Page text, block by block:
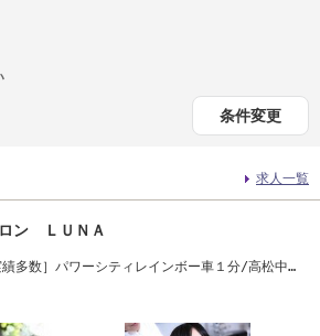
条件変更
求人一覧
ン ＬＵＮＡ
績多数］パワーシティレインボー車１分/高松中央